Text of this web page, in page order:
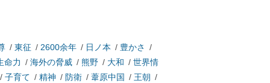
/ 東征 / 2600余年/ 日ノ本 / 豊かさ
/
命力 / 海外の脅威/ 熊野/ 大和 / 世界情
子育て / 精神 / 防衛/ 葦原中国 / 王朝 /